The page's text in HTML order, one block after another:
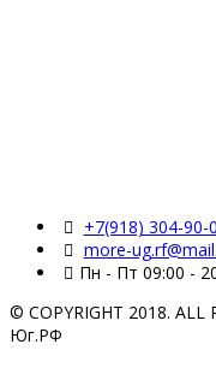
+7(918) 304-90-
more-
Пн - Пт 09:00 -
© COPYRIGHT 2018. ALL
Юг.РФ